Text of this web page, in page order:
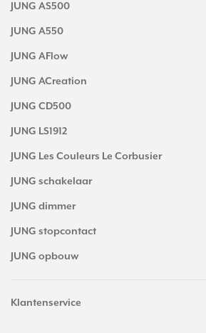
JUNG AS500
JUNG A550
JUNG AFlow
JUNG ACreation
JUNG CD500
JUNG LS1912
JUNG Les Couleurs Le Corbusier
JUNG schakelaar
JUNG dimmer
JUNG stopcontact
JUNG opbouw
Klantenservice